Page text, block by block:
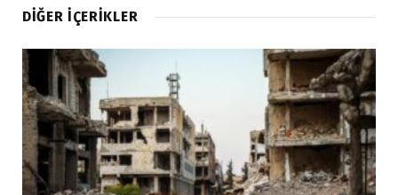
DIĞER İÇERIKLER